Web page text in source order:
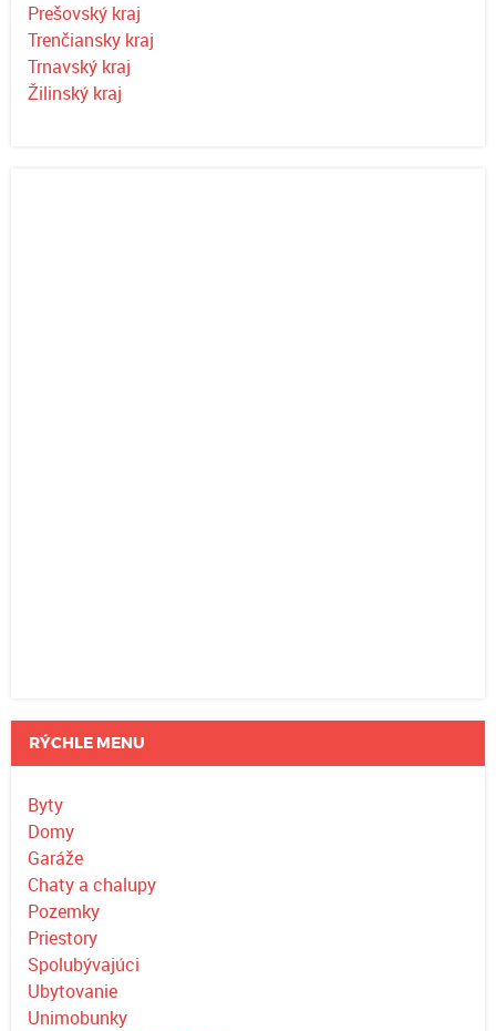
Prešovský kraj
Trenčiansky kraj
Trnavský kraj
Žilinský kraj
RÝCHLE MENU
Byty
Domy
Garáže
Chaty a chalupy
Pozemky
Priestory
Spolubývajúci
Ubytovanie
Unimobunky